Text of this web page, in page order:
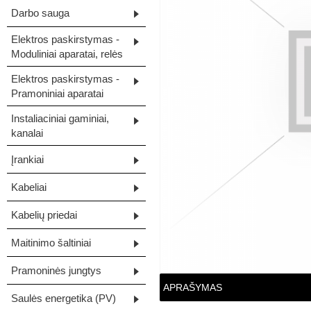
Darbo sauga
Elektros paskirstymas -
Moduliniai aparatai, relės
Elektros paskirstymas -
Pramoniniai aparatai
Instaliaciniai gaminiai,
kanalai
Įrankiai
Kabeliai
Kabelių priedai
Maitinimo šaltiniai
Pramoninės jungtys
Saulės energetika (PV)
APRAŠYMAS